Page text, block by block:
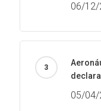
06/12/
05/04/